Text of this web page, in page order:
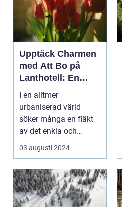
Upptäck Charmen
med Att Bo på
Lanthotell: En
Unik Upplevelse
på Smålandstorpet
I en alltmer
urbaniserad värld
söker många en fläkt
av det enkla och
naturn&aum...
03 augusti 2024